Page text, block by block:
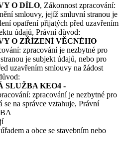
O DÍLO, Zákonnost zpracování:
smlouvy, jejíž smluvní stranou je
opatření přijatých před uzavřením
údajů, Právní důvod:
O ZŘÍZENÍ VĚCNÉHO
zpracování je nezbytné pro
je subjekt údajů, nebo pro
uzavřením smlouvy na žádost
SLUŽBA KEO4 -
zpracování je nezbytné pro
na správce vztahuje, Právní
a obce se stavebním nebo